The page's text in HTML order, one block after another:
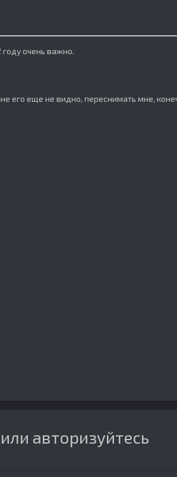
очень важно.
его еще не видно, переснимать мне,
авторизуйтесь